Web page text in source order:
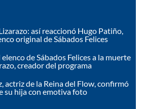
así reaccionó Hugo Patiño,
original de Sábados Felices
de Sábados Felices a la muerte
creador del programa
actriz de la Reina del Flow, confirmó
su hija con emotiva foto